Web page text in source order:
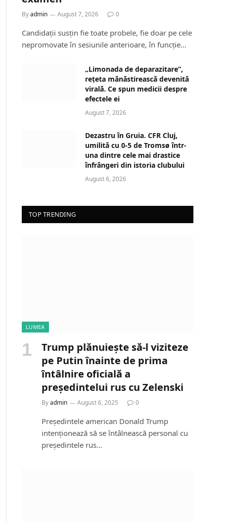
Byadmin August 7, 2026 0
Candidații susțin fie toate probele, fie doar pe cele
nepromovate în sesiunile anterioare, în funcție…
„Limonada de deparazitare”,
rețeta mănăstirească devenită
virală. Ce spun medicii despre
efectele ei
August 7, 2026
Dezastru în Gruia. CFR Cluj,
umilită cu 0-5 de Tromsø într-
una dintre cele mai drastice
înfrângeri din istoria clubului
August 6, 2026
TOP TRENDING
LUMEA
Trump plănuiește să-l viziteze
pe Putin înainte de prima
întâlnire oficială a
președintelui rus cu Zelenski
Byadmin August 6, 2025 0
Președintele american Donald Trump
intenționează să se întâlnească personal cu
președintele rus…